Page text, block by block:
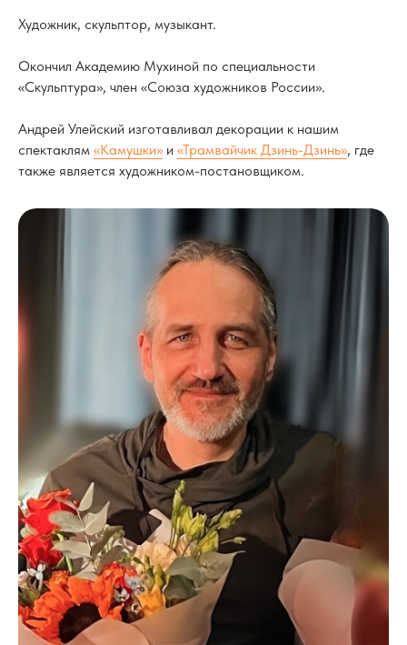
Художник, скульптор, музыкант.
Окончил Академию Мухиной по специальности
«Скульптура», член «Союза художников России».
Андрей Улейский изготавливал декорации к нашим
спектаклям «Камушки» и «Трамвайчик Дзинь-Дзинь», где
также является художником-постановщиком.